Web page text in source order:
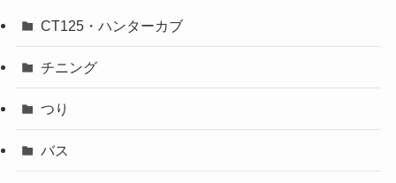
CT125・ハンターカブ
チニング
つり
バス